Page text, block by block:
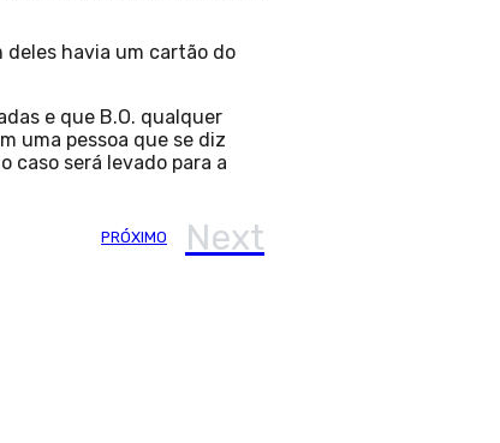
havia um cartão do
e que B.O. qualquer
uma pessoa que se diz
caso será levado para a
PRÓXIMO Next